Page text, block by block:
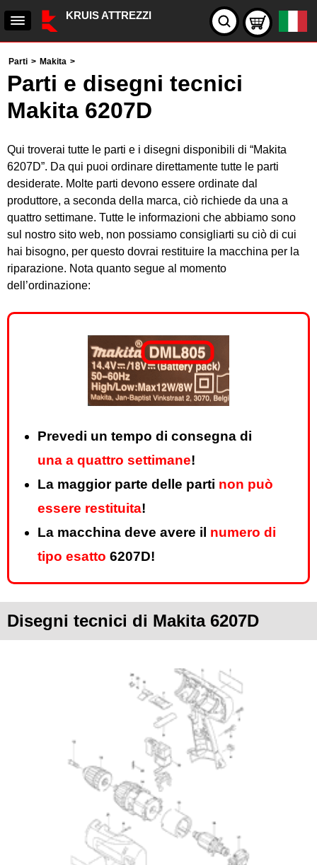
KRUIS ATTREZZI
Parti > Makita >
Parti e disegni tecnici
Makita 6207D
Qui troverai tutte le parti e i disegni disponibili di “Makita
6207D”. Da qui puoi ordinare direttamente tutte le parti
desiderate. Molte parti devono essere ordinate dal
produttore, a seconda della marca, ciò richiede da una a
quattro settimane. Tutte le informazioni che abbiamo sono
sul nostro sito web, non possiamo consigliarti su ciò di cui
hai bisogno, per questo dovrai restituire la macchina per la
riparazione. Nota quanto segue al momento
dell’ordinazione:
Prevedi un tempo di consegna di
una a quattro settimane!
La maggior parte delle parti non può
essere restituita!
La macchina deve avere il numero di
tipo esatto 6207D!
Disegni tecnici di Makita 6207D